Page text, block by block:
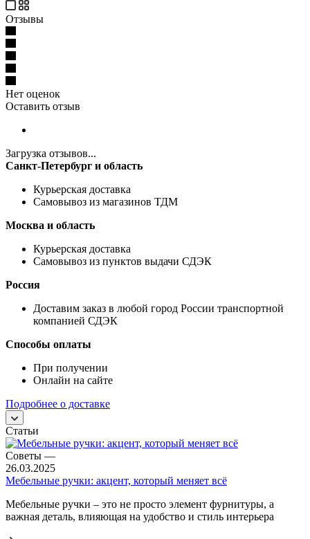
Отзывы
Нет оценок
Оставить отзыв
Загрузка отзывов...
Санкт-Петербург и область
Курьерская доставка
Самовывоз из магазинов ТДМ
Москва и область
Курьерская доставка
Самовывоз из пунктов выдачи СДЭК
Россия
Доставим заказ в любой город России транспортной
компанией СДЭК
Способы оплаты
При получении
Онлайн на сайте
Подробнее о доставке
Статьи
Советы —
26.03.2025
Мебельные ручки: акцент, который меняет всё
Мебельные ручки – это не просто элемент фурнитуры, а
важная деталь, влияющая на удобство и стиль интерьера